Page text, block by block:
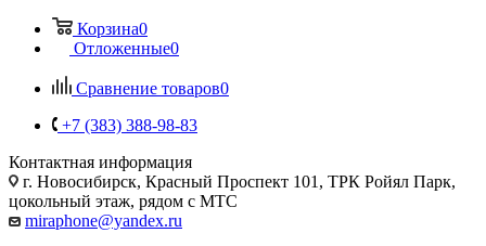
Корзина0
Отложенные0
Сравнение товаров0
+7 (383) 388-98-83
Контактная информация
г. Новосибирск, Красный Проспект 101, ТРК Ройял Парк,
цокольный этаж, рядом с МТС
miraphone@yandex.ru